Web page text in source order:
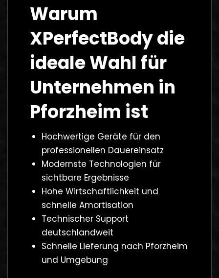
Warum
XPerfectBody die
ideale Wahl für
Unternehmen in
Pforzheim ist
Hochwertige Geräte für den
professionellen Dauereinsatz
Modernste Technologien für
sichtbare Ergebnisse
Hohe Wirtschaftlichkeit und
schnelle Amortisation
Technischer Support
deutschlandweit
Schnelle Lieferung nach Pforzheim
und Umgebung